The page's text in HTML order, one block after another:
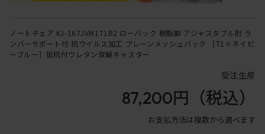
ノートチェア KJ-167JVM1T1B2 ローバック 樹脂脚 アジャスタブル肘 ラ
ンバーサポート付 抗ウイルス加工 プレーンメッシュバック ［T1×ネイビ
ーブルー］抵抗付ウレタン双輪キャスター
受注生産
87,200円 （税込）
お支払方法は複数から選べます